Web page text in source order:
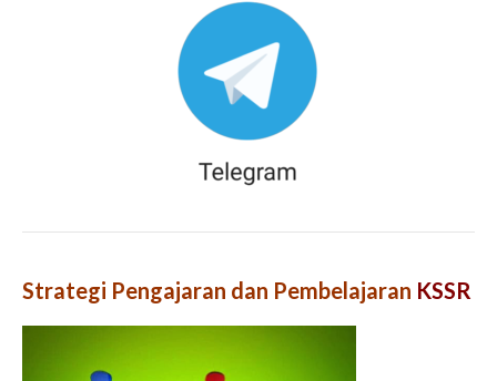
Strategi Pengajaran dan Pembelajaran KSSR